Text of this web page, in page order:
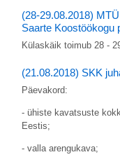
(28-29.08.2018)
Saarte Koostöökogu
Külaskäik toimub 28 -
(21.08.2018) SKK
Päevakord:
- ühiste kavatsuste
Eestis;
- valla arengukava;